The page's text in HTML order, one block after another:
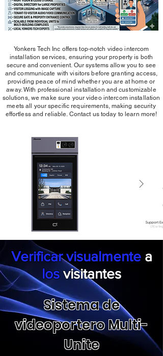
Yonkers Tech Inc offers top-notch video intercom
installation services, ensuring your property is both
secure and convenient. Our systems allow you to see
and communicate with visitors before granting access,
providing peace of mind whether you are at home or
away. With professional installation and customizable
solutions, we make sure your video intercom installation
meets all your specific requirements, making security
effortless and reliable. Contact us today to learn more!
Verificar visualmente a
los visitantes
Sistema de
videoportero Multi-
Unite